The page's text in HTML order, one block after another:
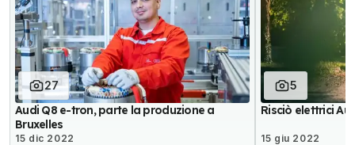
27
Audi Q8 e-tron, parte la produzione a
Bruxelles
15 dic 2022
5
Risciò elettrici
15 giu 2022